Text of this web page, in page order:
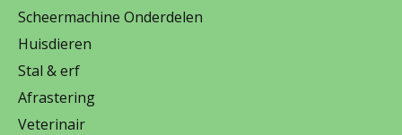
Scheermachine Onderdelen
Huisdieren
Stal & erf
Afrastering
Veterinair